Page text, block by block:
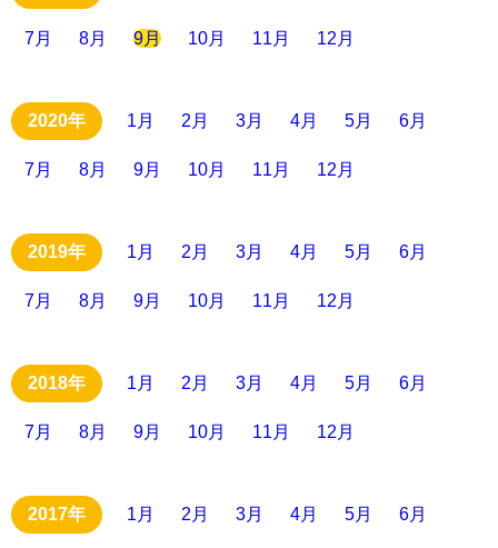
7月 8月 9月 10月 11月 12月
1月 2月 3月 4月 5月 6月
7月 8月 9月 10月 11月 12月
1月 2月 3月 4月 5月 6月
7月 8月 9月 10月 11月 12月
1月 2月 3月 4月 5月 6月
7月 8月 9月 10月 11月 12月
1月 2月 3月 4月 5月 6月